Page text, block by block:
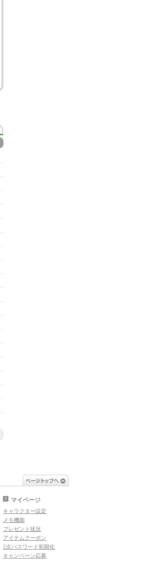
マイページ
キャラクター設定
メモ機能
プレゼント状況
アイテムクーポン
2次パスワード初期化
キャンペーン応募